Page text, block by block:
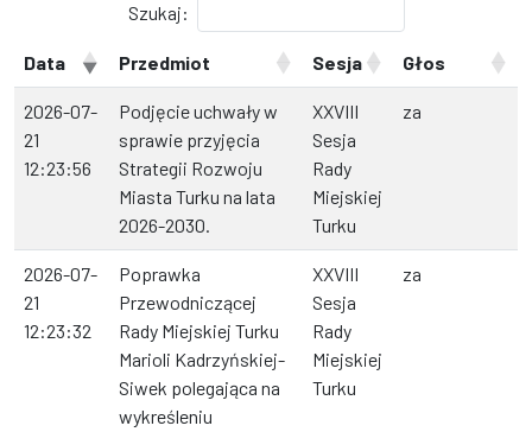
Szukaj:
Data Przedmiot Sesja Głos
2026-07-
21
12:23:56
Podjęcie uchwały w
sprawie przyjęcia
Strategii Rozwoju
Miasta Turku na lata
2026-2030.
XXVIII
Sesja
Rady
Miejskiej
Turku
za
2026-07-
21
12:23:32
Poprawka
Przewodniczącej
Rady Miejskiej Turku
Marioli Kadrzyńskiej-
Siwek polegająca na
wykreśleniu
XXVIII
Sesja
Rady
Miejskiej
Turku
za